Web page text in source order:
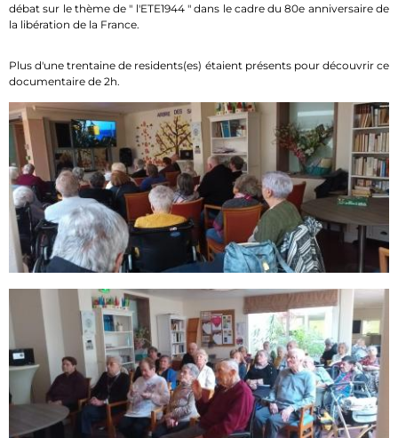
débat sur le thème de " l'ETE1944 " dans le cadre du 80e anniversaire de
la libération de la France.
Plus d'une trentaine de residents(es) étaient présents pour découvrir ce
documentaire de 2h.